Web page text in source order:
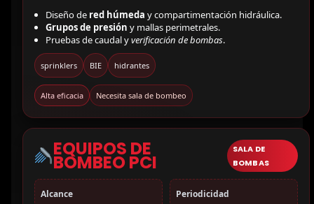
Diseño de red húmeda y compartimentación hidráulica.
Grupos de presión y mallas perimetrales.
Pruebas de caudal yverificación de bombas.
sprinklers BIE hidrantes
Alta eficacia Necesita sala de bombeo
EQUIPOS DE
BOMBEO PCI
SALA DE
BOMBAS
Alcance
Periodicidad